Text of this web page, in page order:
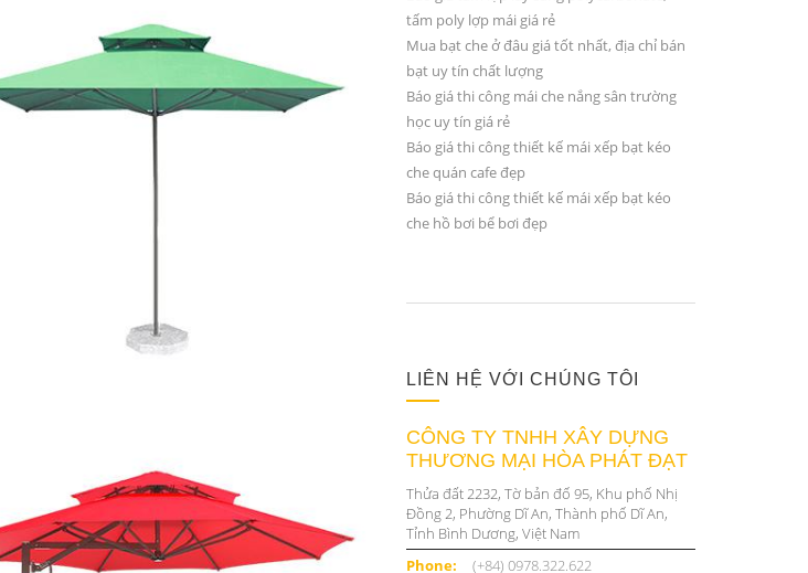
tấm poly lợp mái giá rẻ
Mua bạt che ở đâu giá tốt nhất, địa chỉ bán
bạt uy tín chất lượng
Báo giá thi công mái che nắng sân trường
học uy tín giá rẻ
Báo giá thi công thiết kế mái xếp bạt kéo
che quán cafe đẹp
Báo giá thi công thiết kế mái xếp bạt kéo
che hồ bơi bể bơi đẹp
LIÊN HỆ VỚI CHÚNG TÔI
CÔNG TY TNHH XÂY DỰNG
THƯƠNG MẠI HÒA PHÁT ĐẠT
Thửa đất 2232, Tờ bản đố 95, Khu phố Nhị
Đồng 2, Phường Dĩ An, Thành phố Dĩ An,
Tỉnh Bình Dương, Việt Nam
Phone:
(+84) 0978.322.622